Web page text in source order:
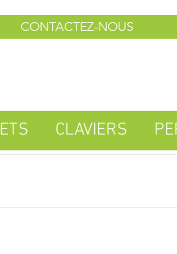
CONTACTEZ-NOUS
CLAVIERS